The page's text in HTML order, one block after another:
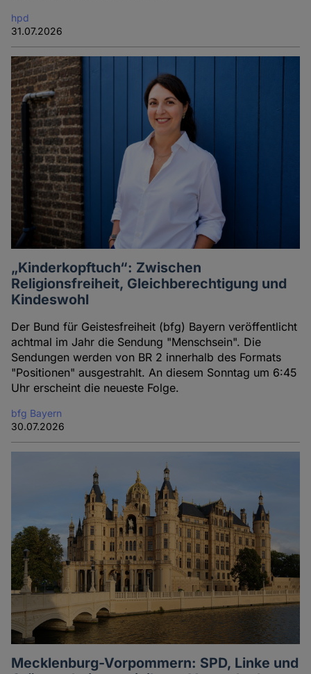
hpd
31.07.2026
„Kinderkopftuch“: Zwischen
Religionsfreiheit, Gleichberechtigung und
Kindeswohl
Der Bund für Geistesfreiheit (bfg) Bayern veröffentlicht
achtmal im Jahr die Sendung "Menschsein". Die
Sendungen werden von BR 2 innerhalb des Formats
"Positionen" ausgestrahlt. An diesem Sonntag um 6:45
Uhr erscheint die neueste Folge.
bfg Bayern
30.07.2026
Mecklenburg-Vorpommern: SPD, Linke und